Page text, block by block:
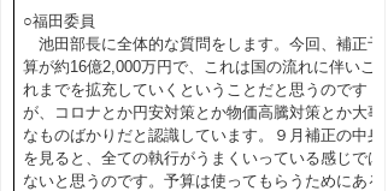
○福田委員
池田部長に全体的な質問をします。今回、補正予
算が約16億2,000万円で、これは国の流れに伴いこ
れまでを拡充していくということだと思うのです
が、コロナとか円安対策とか物価高騰対策とか大事
なものばかりだと認識しています。９月補正の中身
を見ると、全ての執行がうまくいっている感じでは
ないと思うのです。予算は使ってもらうためにある